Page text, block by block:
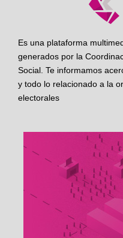
Es una plataforma
generados por la
Social. Te informamos
y todo lo relacionado a la
electorales